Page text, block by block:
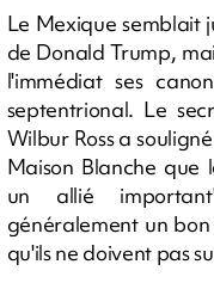
Le Mexique semblait
de Donald Trump,
l'immédiat ses
septentrional. Le
Wilbur Ross a
Maison Blanche
un allié
généralement un
qu'ils ne doivent pas